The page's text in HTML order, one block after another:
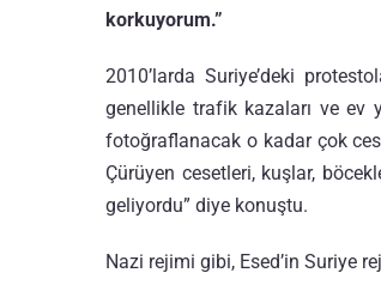
korkuyorum.”
2010’larda Suriye’deki
genellikle trafik kazaları ve ev
fotoğraflanacak o kadar çok
Çürüyen cesetleri, kuşlar,
geliyordu” diye konuştu.
Nazi rejimi gibi, Esed’in Suriye